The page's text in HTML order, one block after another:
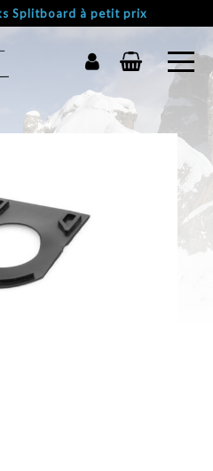
Splitboard à petit prix